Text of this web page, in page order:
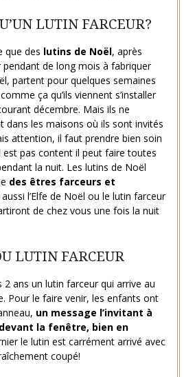
LUTIN FARCEUR?
que des lutins de Noël, après
de long mois à fabriquer
partent pour quelques semaines
ça qu’ils viennent s’installer
décembre. Mais ils ne
dans les maisons où ils sont invités
attention, il faut prendre bien soin
est pas content il peut faire toutes
la nuit. Les lutins de Noël
des êtres farceurs et
l’Elfe de Noël ou le lutin farceur
de chez vous une fois la nuit
LUTIN FARCEUR
2 ans un lutin farceur qui arrive au
Pour le faire venir, les enfants ont
un message l’invitant à
la fenêtre, bien en
le lutin est carrément arrivé avec
coupé!